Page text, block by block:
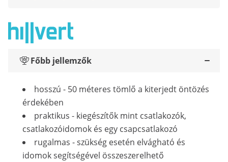
Főbb jellemzők
hosszú - 50 méteres tömlő a kiterjedt öntözés
érdekében
praktikus - kiegészítők mint csatlakozók,
csatlakozóidomok és egy csapcsatlakozó
rugalmas - szükség esetén elvágható és
idomok segítségével összeszerelhető